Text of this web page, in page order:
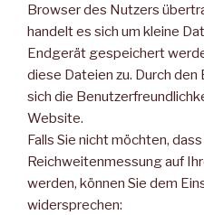
Browser des Nutzers
handelt es sich um kleine
Endgerät gespeichert
diese Dateien zu. Durch
sich die
Website.
Falls Sie nicht möchten,
Reichweitenmessung auf
werden, können Sie dem
widersprechen: